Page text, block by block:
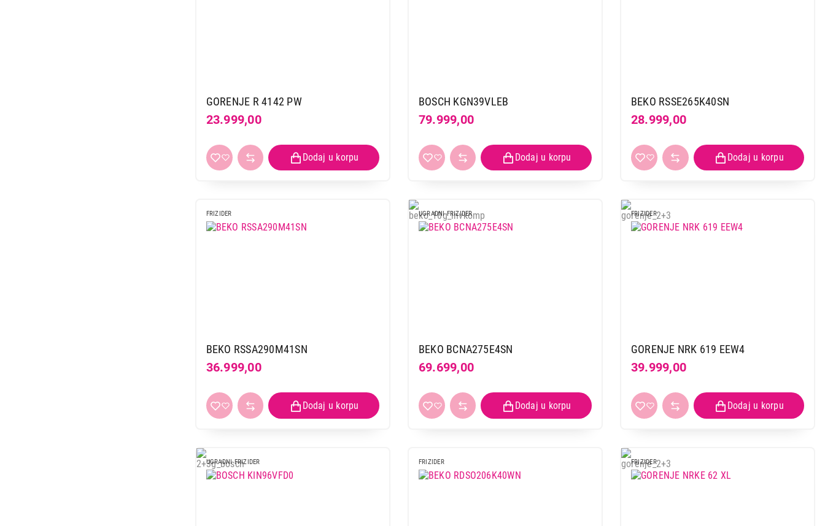
GORENJE R 4142 PW
23.999,00
BOSCH KGN39VLEB
79.999,00
BEKO RSSE265K40SN
28.999,00
FRIZIDER
BEKO RSSA290M41SN
36.999,00
UGRADNI FRIZIDER
BEKO BCNA275E4SN
69.699,00
FRIZIDER
GORENJE NRK 619 EEW4
39.999,00
UGRADNI FRIZIDER FRIZIDER FRIZIDER
24.990,00
Proizvod je dodat u korpu.